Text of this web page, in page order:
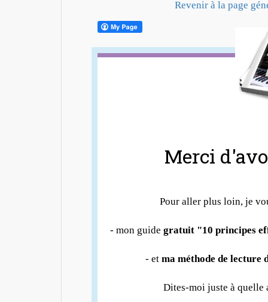
Revenir à la page
Merci
Pour aller plus loin, je
- mon guide gratuit "10 principes
- et ma méthode de lecture
Dites-moi juste à quelle